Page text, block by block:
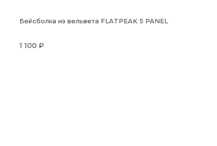
Бейсболка из вельвета FLATPEAK 5 PANEL
1 100 ₽